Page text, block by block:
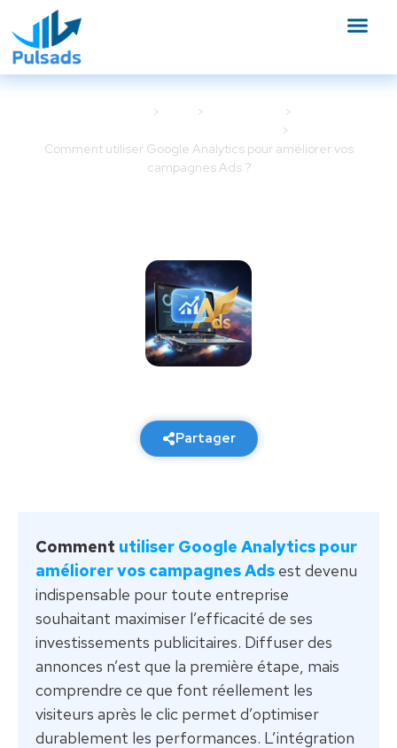
Comment utiliser Google Analytics pour améliorer vos
campagnes Ads ?
Partager
Comment utiliser Google Analytics pour
améliorer vos campagnes Ads est devenu
indispensable pour toute entreprise
souhaitant maximiser l’efficacité de ses
investissements publicitaires. Diffuser des
annonces n’est que la première étape, mais
comprendre ce que font réellement les
visiteurs après le clic permet d’optimiser
durablement les performances. L’intégration